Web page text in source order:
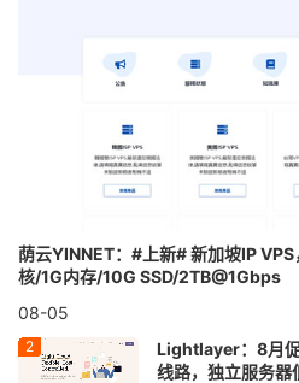
荫云YINNET：#上新# 新加坡IP
核/1G内存/10G SSD/2TB@1Gbps
08-05
Lightlayer：8月
线路，独立服务器